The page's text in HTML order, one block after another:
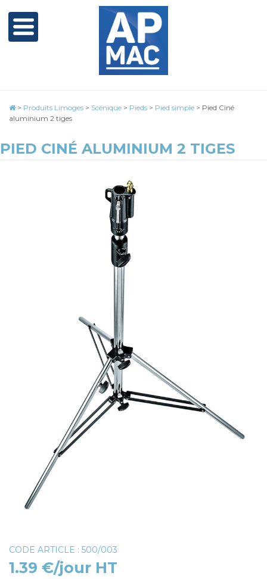
> Produits Limoges > Scénique > Pieds > Pied simple > Pied Ciné
aluminium 2 tiges
PIED CINÉ ALUMINIUM 2 TIGES
CODE ARTICLE : 500/003
1.39 €/jour HT